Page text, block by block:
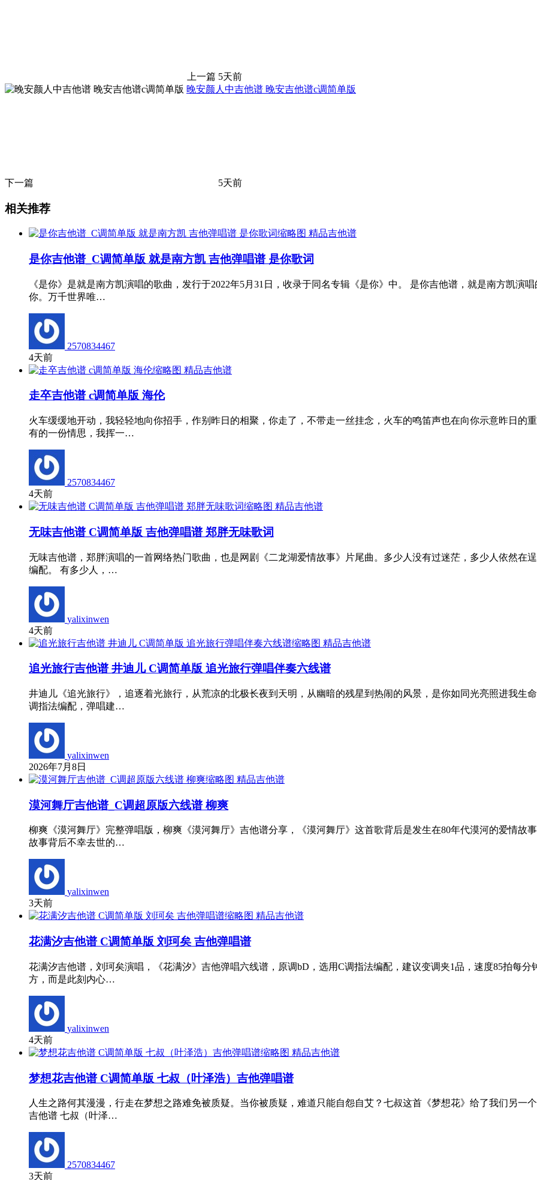
上一篇 5天前
晚安颜人中吉他谱 晚安吉他谱c调简单版
下一篇 5天前
相关推荐
精品吉他谱
是你吉他谱_C调简单版 就是南方凯 吉他弹唱谱 是你歌词
《是你》是就是南方凯演唱的歌曲，发行于2022年5月31日，收录于同名专辑《是你》中。 是你吉他谱，就是南方凯演
你。万千世界唯…
2570834467
4天前
精品吉他谱
走卒吉他谱 c调简单版 海伦
火车缓缓地开动，我轻轻地向你招手，作别昨日的相聚，你走了，不带走一丝挂念，火车的鸣笛声也在向你示意昨日的
有的一份情思，我挥一…
2570834467
4天前
精品吉他谱
无味吉他谱 C调简单版 吉他弹唱谱 郑胖无味歌词
无味吉他谱，郑胖演唱的一首网络热门歌曲，也是网剧《二龙湖爱情故事》片尾曲。多少人没有过迷茫，多少人依然在
编配。 有多少人，…
yalixinwen
4天前
精品吉他谱
追光旅行吉他谱 井迪儿 C调简单版 追光旅行弹唱伴奏六线谱
井迪儿《追光旅行》，追逐着光旅行，从荒凉的北极长夜到天明，从幽暗的残星到热闹的风景，是你如同光亮照进我生
调指法编配，弹唱建…
yalixinwen
2026年7月8日
精品吉他谱
漠河舞厅吉他谱_C调超原版六线谱 柳爽
柳爽《漠河舞厅》完整弹唱版，柳爽《漠河舞厅》吉他谱分享，《漠河舞厅》这首歌背后是发生在80年代漠河的爱情故
故事背后不幸去世的…
yalixinwen
3天前
精品吉他谱
花满汐吉他谱 C调简单版 刘珂矣 吉他弹唱谱
花满汐吉他谱，刘珂矣演唱，《花满汐》吉他弹唱六线谱，原调bD，选用C调指法编配，建议变调夹1品，速度85拍每
方，而是此刻内心…
yalixinwen
4天前
精品吉他谱
梦想花吉他谱 C调简单版 七叔（叶泽浩）吉他弹唱谱
人生之路何其漫漫，行走在梦想之路难免被质疑。当你被质疑，难道只能自怨自艾？七叔这首《梦想花》给了我们另一
吉他谱 七叔（叶泽…
2570834467
3天前